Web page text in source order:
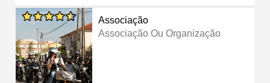
Associação
Associação Ou Organização